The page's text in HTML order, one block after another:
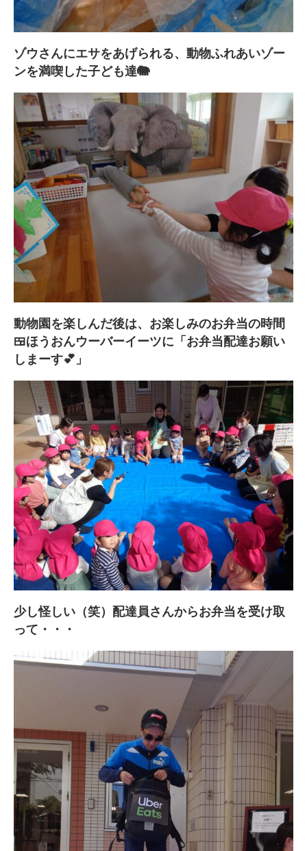
ゾウさんにエサをあげられる、動物ふれあいゾー
ンを満喫した子ども達🐘
動物園を楽しんだ後は、お楽しみのお弁当の時間
🍱ほうおんウーバーイーツに「お弁当配達お願い
しまーす💕」
少し怪しい（笑）配達員さんからお弁当を受け取
って・・・